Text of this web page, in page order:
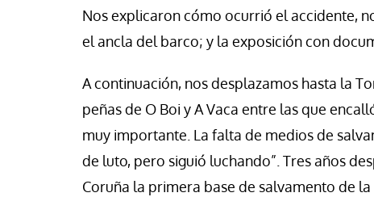
Nos explicaron cómo ocurrió el accidente,
el ancla del barco; y la exposición con
A continuación, nos desplazamos hasta la
peñas de O Boi y A Vaca entre las que
muy importante. La falta de medios de
de luto, pero siguió luchando”. Tres años
Coruña la primera base de salvamento de la